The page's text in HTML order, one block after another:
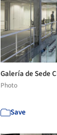
Galería de Sede
Photo
Save